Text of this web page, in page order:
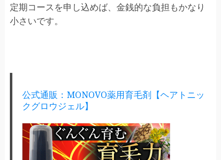
定期コースを申し込めば、金銭的な負担もかなり
小さいです。
公式通販：MONOVO薬用育毛剤【ヘアトニッ
クグロウジェル】